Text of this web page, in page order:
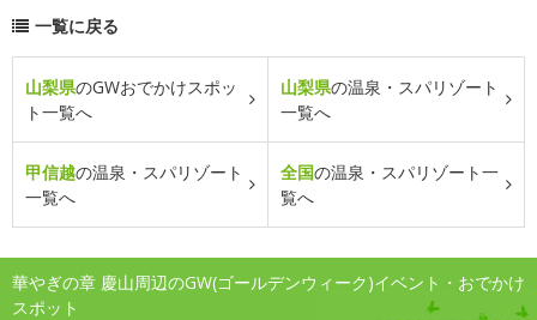
一覧に戻る
山梨県のGWおでかけスポッ
ト一覧へ
山梨県の温泉・スパリゾート
一覧へ
甲信越の温泉・スパリゾート
一覧へ
全国の温泉・スパリゾート一
覧へ
華やぎの章 慶山周辺のGW(ゴールデンウィーク)イベント・おでかけ
スポット